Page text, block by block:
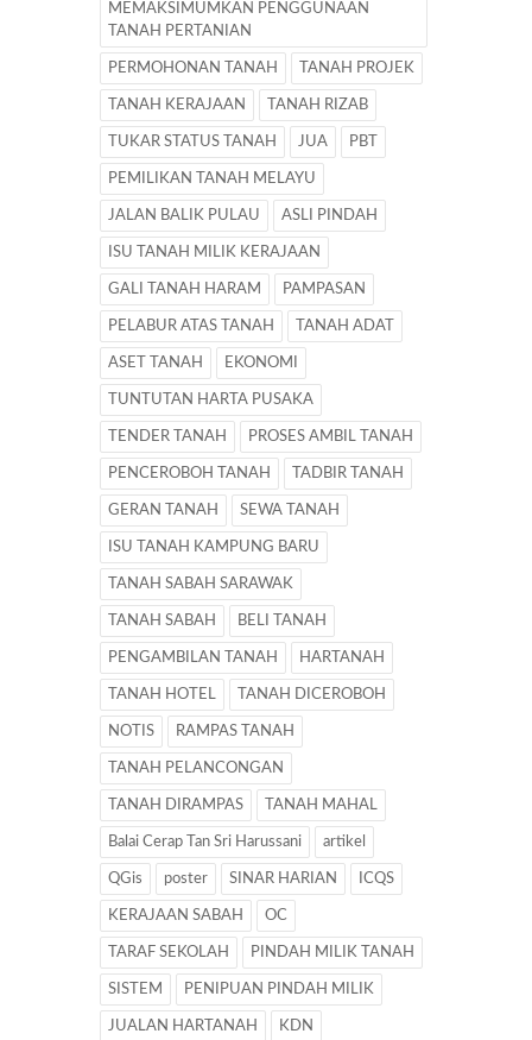
MEMAKSIMUMKAN PENGGUNAAN
TANAH PERTANIAN
PERMOHONAN TANAH TANAH PROJEK
TANAH KERAJAAN TANAH RIZAB
TUKAR STATUS TANAH JUA PBT
PEMILIKAN TANAH MELAYU
JALAN BALIK PULAU ASLI PINDAH
ISU TANAH MILIK KERAJAAN
GALI TANAH HARAM PAMPASAN
PELABUR ATAS TANAH TANAH ADAT
ASET TANAH EKONOMI
TUNTUTAN HARTA PUSAKA
TENDER TANAH PROSES AMBIL TANAH
PENCEROBOH TANAH TADBIR TANAH
GERAN TANAH SEWA TANAH
ISU TANAH KAMPUNG BARU
TANAH SABAH SARAWAK
TANAH SABAH BELI TANAH
PENGAMBILAN TANAH HARTANAH
TANAH HOTEL TANAH DICEROBOH
NOTIS RAMPAS TANAH
TANAH PELANCONGAN
TANAH DIRAMPAS TANAH MAHAL
Balai Cerap Tan Sri Harussani artikel
QGis poster SINAR HARIAN ICQS
KERAJAAN SABAH OC
TARAF SEKOLAH PINDAH MILIK TANAH
SISTEM PENIPUAN PINDAH MILIK
JUALAN HARTANAH KDN